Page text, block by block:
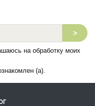
>
на обработку моих
(а).